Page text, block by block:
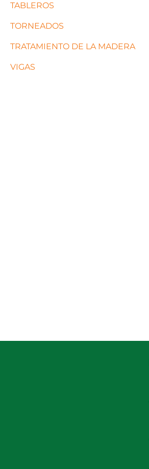
TABLEROS
TORNEADOS
TRATAMIENTO DE LA MADERA
VIGAS